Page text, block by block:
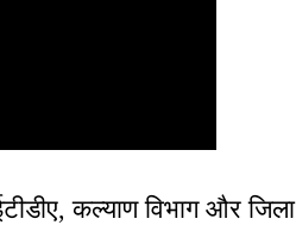
कल्याण विभाग और जिला